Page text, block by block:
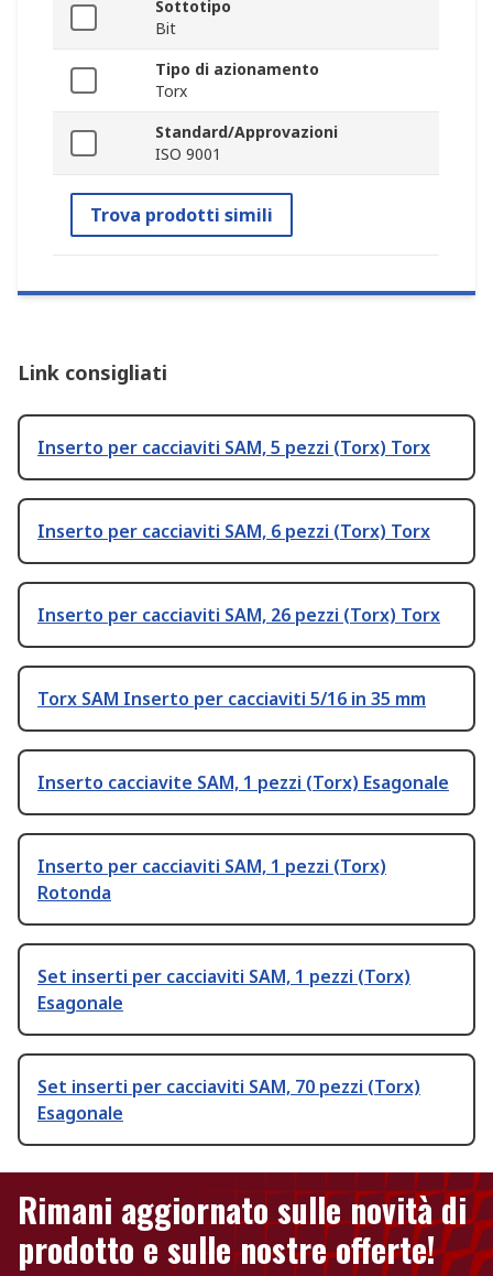
Sottotipo
Bit
Tipo di azionamento
Torx
Standard/Approvazioni
ISO 9001
Trova prodotti simili
Link consigliati
Inserto per cacciaviti SAM, 5 pezzi (Torx) Torx
Inserto per cacciaviti SAM, 6 pezzi (Torx) Torx
Inserto per cacciaviti SAM, 26 pezzi (Torx) Torx
Torx SAM Inserto per cacciaviti 5/16 in 35 mm
Inserto cacciavite SAM, 1 pezzi (Torx) Esagonale
Inserto per cacciaviti SAM, 1 pezzi (Torx)
Rotonda
Set inserti per cacciaviti SAM, 1 pezzi (Torx)
Esagonale
Set inserti per cacciaviti SAM, 70 pezzi (Torx)
Esagonale
Rimani aggiornato sulle novità di
prodotto e sulle nostre offerte!